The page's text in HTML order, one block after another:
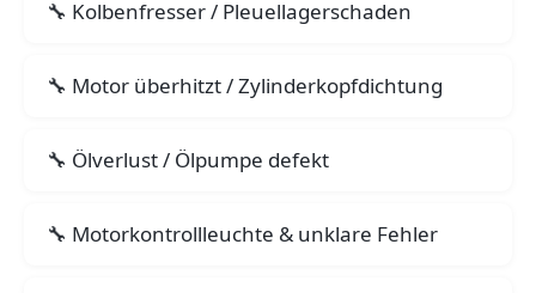
Kolbenfresser / Pleuellagerschaden
Motor überhitzt / Zylinderkopfdichtung
Ölverlust / Ölpumpe defekt
Motorkontrollleuchte & unklare Fehler